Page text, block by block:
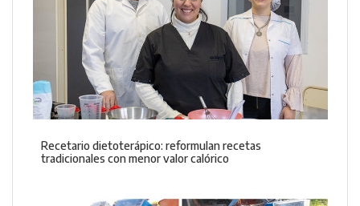
Recetario dietoterápico: reformulan recetas
tradicionales con menor valor calórico